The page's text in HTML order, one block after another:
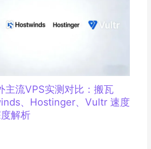
主流VPS实测对比：搬瓦
、Hostinger、Vultr 速度
解析